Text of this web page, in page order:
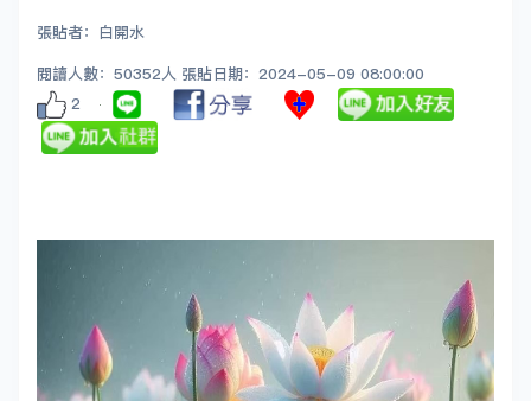
張貼者：白開水
閱讀人數：50352人 張貼日期：2024-05-09 08:00:00
2